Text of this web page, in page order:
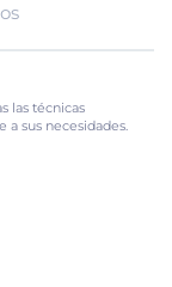
las técnicas
a sus necesidades.